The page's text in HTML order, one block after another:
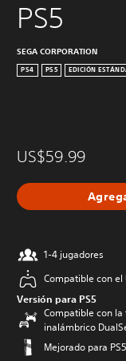
PS5
SEGA CORPORATION
PS4 PS5 EDICIÓN
US$59.99
1-4 jugadores
Compatible con el
Versión para PS5
Compatible con
inalámbrico
Mejorado para